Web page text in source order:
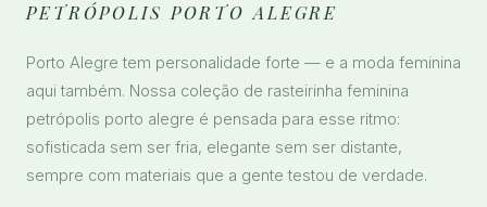
PETRÓPOLIS PORTO ALEGRE
Porto Alegre tem personalidade forte — e a moda feminina
aqui também. Nossa coleção de rasteirinha feminina
petrópolis porto alegre é pensada para esse ritmo:
sofisticada sem ser fria, elegante sem ser distante,
sempre com materiais que a gente testou de verdade.